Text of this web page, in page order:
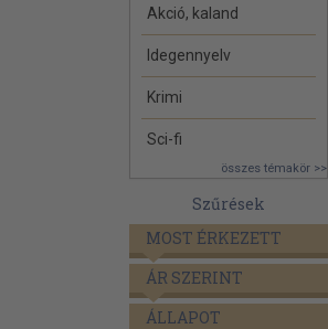
Akció, kaland
Idegennyelv
Krimi
Sci-fi
összes témakör >>
Szűrések
MOST ÉRKEZETT
ÁR SZERINT
ÁLLAPOT